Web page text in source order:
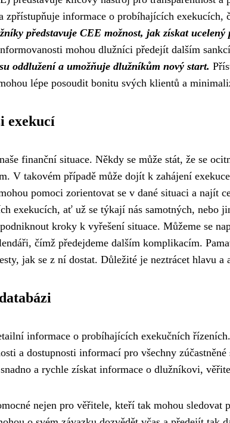
zpřístupňuje informace o probíhajících
představuje CEE možnost, jak získat
mohou dlužníci předejít dalším
oddlužení a umožňuje dlužníkům nový start.
lépe posoudit bonitu svých klientů a
exekucí
finanční situace. Někdy se může stát, že se
V takovém případě může dojít k zahájení
pomoci zorientovat se v dané situaci a najít
exekucích, ať už se týkají nás samotných, nebo
kroky k vyřešení situace. Můžeme se
čímž předejdeme dalším komplikacím.
jak se z ní dostat. Důležité je neztrácet hlavu a
informace o probíhajících exekučních
a dostupnosti informací pro všechny
a rychle získat informace o dlužníkovi,
nejen pro věřitele, kteří tak mohou sledovat